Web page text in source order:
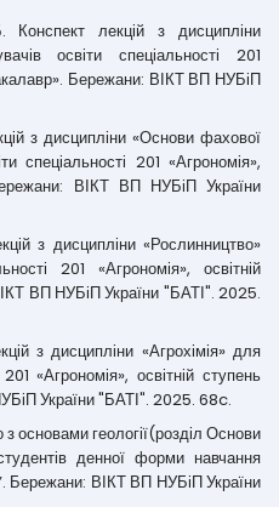
лекцій з дисципліни
освіти спеціальності 201
Бережани: ВІКТ ВП НУБіП
з дисципліни «Основи фахової
спеціальності 201 «Агрономія»,
ВІКТ ВП НУБіП України
з дисципліни «Рослинництво»
201 «Агрономія», освітній
ВП НУБіП України "БАТІ". 2025.
з дисципліни «Агрохімія» для
«Агрономія», освітній ступень
України "БАТІ". 2025. 68c.
основами геології(розділ Основи
денної форми навчання
Бережани: ВІКТ ВП НУБіП України